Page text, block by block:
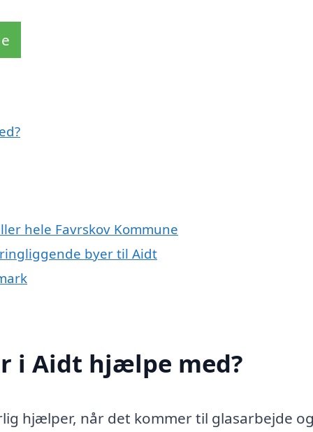
hele Favrskov Kommune
byer til Aidt
i Aidt hjælpe med?
hjælper, når det kommer til glasarbejde